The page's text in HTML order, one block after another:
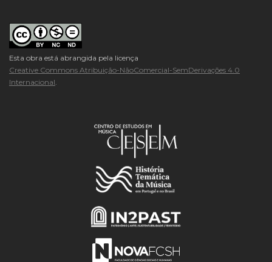
Esta obra está abrangida pela licença
Creative Commons Atribuição-NãoComercial-SemDerivações 4.0
Internacional